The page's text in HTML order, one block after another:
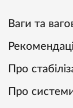
Ваги та
Про
Про